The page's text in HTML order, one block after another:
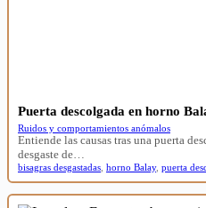
Puerta descolgada en horno
Ruidos y comportamientos anómalos
Entiende las causas tras una puerta
desgaste de…
bisagras desgastadas horno Balay, puerta